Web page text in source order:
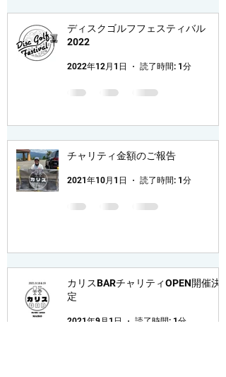
ディスクゴルフフェスティバル
2022
2022年12月1日 読了時間: 1分
チャリティ金額のご報告
2021年10月1日 読了時間: 1分
カリスBARチャリティOPEN開催決
定
2021年9月1日 読了時間: 1分